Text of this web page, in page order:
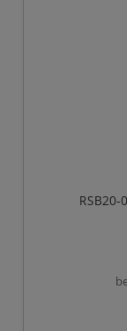
RSB20-